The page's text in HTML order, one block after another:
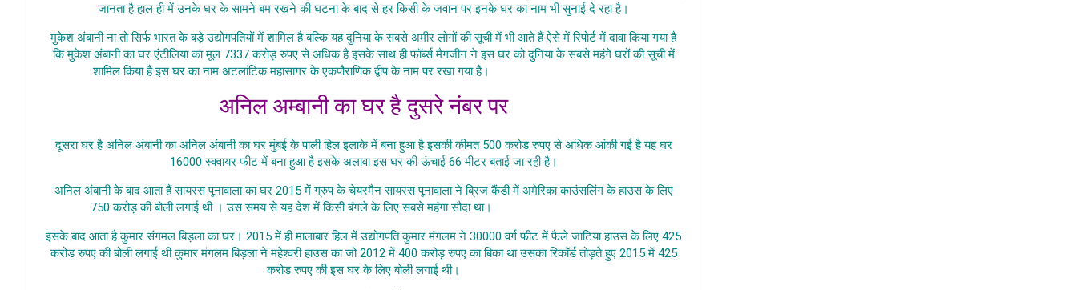
जानता है हाल ही में उनके घर के सामने बम रखने की घटना के बाद से हर किसी के जवान पर इनके घर का नाम भी सुनाई दे रहा है।
मुकेश अंबानी ना तो सिर्फ भारत के बड़े उद्योगपतियों में शामिल है बल्कि यह दुनिया के सबसे अमीर लोगों की सूची में भी आते हैं ऐसे में रिपोर्ट में दावा किया गया है
कि मुकेश अंबानी का घर एंटीलिया का मूल 7337 करोड़ रुपए से अधिक है इसके साथ ही फॉर्ब्स मैगजीन ने इस घर को दुनिया के सबसे महंगे घरों की सूची में
शामिल किया है इस घर का नाम अटलांटिक महासागर के एकपौराणिक द्वीप के नाम पर रखा गया है।
अनिल अम्बानी का घर है दुसरे नंबर पर
दूसरा घर है अनिल अंबानी का अनिल अंबानी का घर मुंबई के पाली हिल इलाके में बना हुआ है इसकी कीमत 500 करोड रुपए से अधिक आंकी गई है यह घर
16000 स्क्वायर फीट में बना हुआ है इसके अलावा इस घर की ऊंचाई 66 मीटर बताई जा रही है।
अनिल अंबानी के बाद आता हैं सायरस पूनावाला का घर 2015 में ग्रुप के चेयरमैन सायरस पूनावाला ने ब्रिज कैंडी में अमेरिका काउंसलिंग के हाउस के लिए
750 करोड़ की बोली लगाई थी । उस समय से यह देश में किसी बंगले के लिए सबसे महंगा सौदा था।
इसके बाद आता है कुमार संगमल बिड़ला का घर। 2015 में ही मालाबार हिल में उद्योगपति कुमार मंगलम ने 30000 वर्ग फीट में फैले जाटिया हाउस के लिए 425
करोड रुपए की बोली लगाई थी कुमार मंगलम बिड़ला ने महेश्वरी हाउस का जो 2012 में 400 करोड़ रुपए का बिका था उसका रिकॉर्ड तोड़ते हुए 2015 में 425
करोड रुपए की इस घर के लिए बोली लगाई थी।